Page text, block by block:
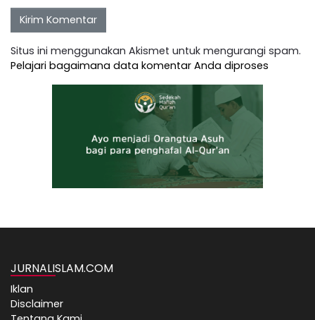
Situs ini menggunakan Akismet untuk mengurangi spam.
Pelajari bagaimana data komentar Anda diproses
JURNALISLAM.COM
Iklan
Disclaimer